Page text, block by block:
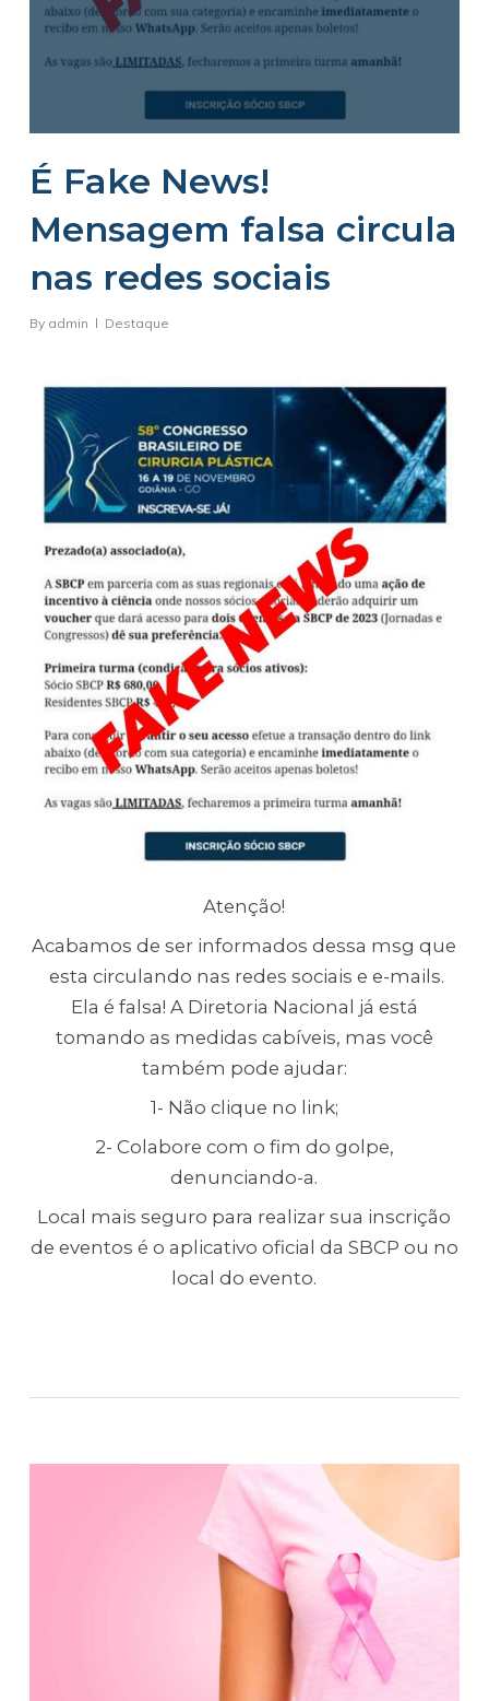
É Fake News!
Mensagem falsa circula
nas redes sociais
By admin Destaque
Atenção!
Acabamos de ser informados dessa msg que
esta circulando nas redes sociais e e-mails.
Ela é falsa! A Diretoria Nacional já está
tomando as medidas cabíveis, mas você
também pode ajudar:
1- Não clique no link;
2- Colabore com o fim do golpe,
denunciando-a.
Local mais seguro para realizar sua inscrição
de eventos é o aplicativo oficial da SBCP ou no
local do evento.